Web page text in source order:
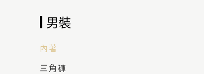
男裝
內著
三角褲